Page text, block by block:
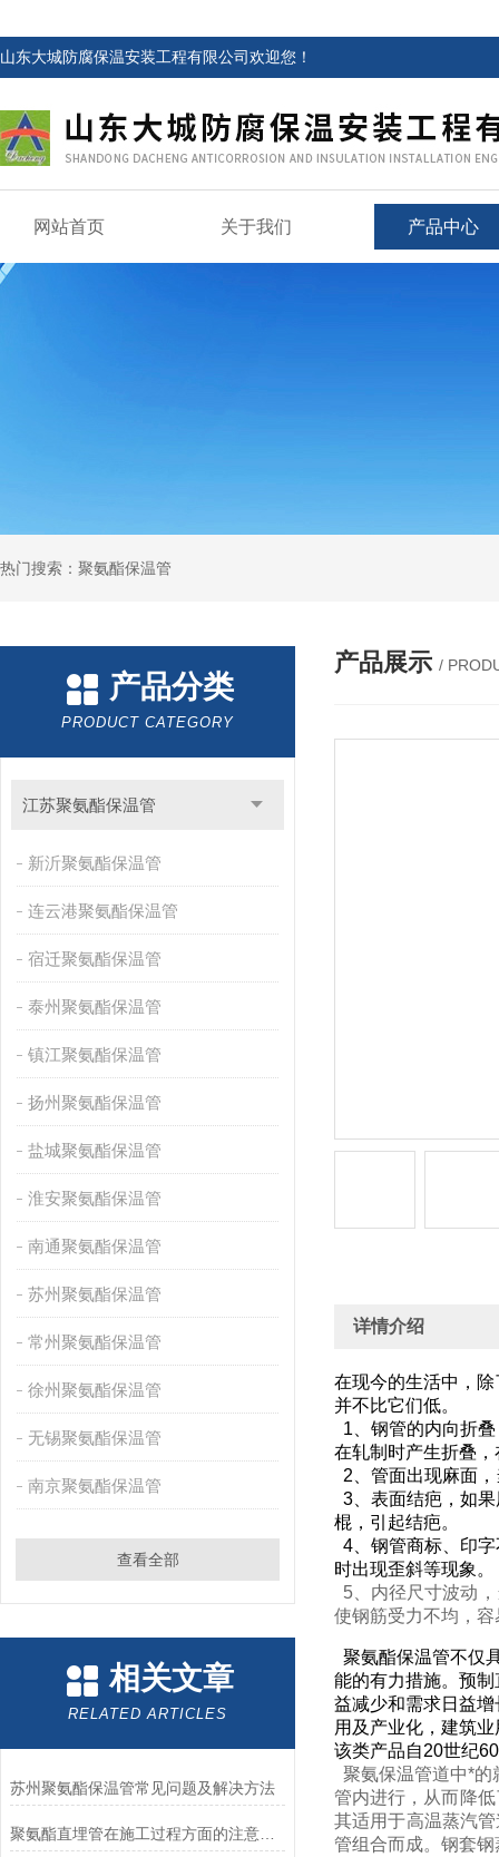
山东大城防腐保温安装工程有限公司欢迎您！
网站首页 关于我们 产品中心
热门搜索：聚氨酯保温管
产品分类
PRODUCT CATEGORY
江苏聚氨酯保温管
新沂聚氨酯保温管
连云港聚氨酯保温管
宿迁聚氨酯保温管
泰州聚氨酯保温管
镇江聚氨酯保温管
扬州聚氨酯保温管
盐城聚氨酯保温管
淮安聚氨酯保温管
南通聚氨酯保温管
苏州聚氨酯保温管
常州聚氨酯保温管
徐州聚氨酯保温管
无锡聚氨酯保温管
南京聚氨酯保温管
查看全部
相关文章
RELATED ARTICLES
苏州聚氨酯保温管常见问题及解决方法
聚氨酯直埋管在施工过程方面的注意事项
产品展示 /
详情介绍
在现今的生活中，
并不比它们低。
1、钢管的内向折叠
在轧制时产生折叠
2、管面出现麻面
3、表面结疤，如
棍，引起结疤。
4、钢管商标、印
时出现歪斜等现象。
5、内径尺寸波动
使钢筋受力不均，容
聚氨酯保温管不仅
能的有力措施。预
益减少和需求日益
用及产业化，建筑
该类产品自20世纪
聚氨保温管道中*
管内进行，从而降
其适用于高温蒸汽
管组合而成。钢套